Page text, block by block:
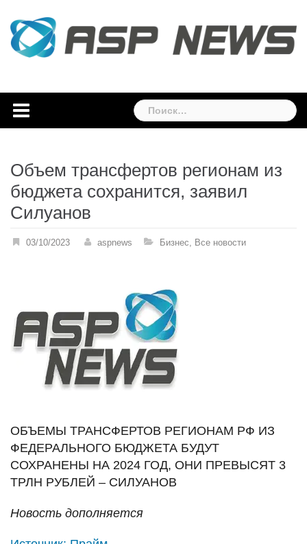
content
Найти:
Объем трансфертов регионам из
бюджета сохранится, заявил
Силуанов
03/10/2023 aspnews Бизнес, Все новости
ОБЪЕМЫ ТРАНСФЕРТОВ РЕГИОНАМ РФ ИЗ
ФЕДЕРАЛЬНОГО БЮДЖЕТА БУДУТ
СОХРАНЕНЫ НА 2024 ГОД, ОНИ ПРЕВЫСЯТ 3
ТРЛН РУБЛЕЙ – СИЛУАНОВ
Новость дополняется